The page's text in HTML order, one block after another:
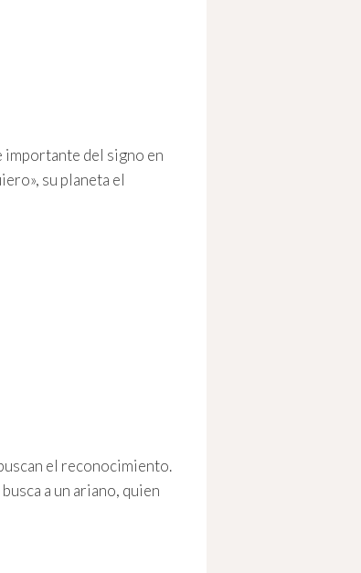
importante del signo en
su planeta el
el reconocimiento.
a un ariano, quien